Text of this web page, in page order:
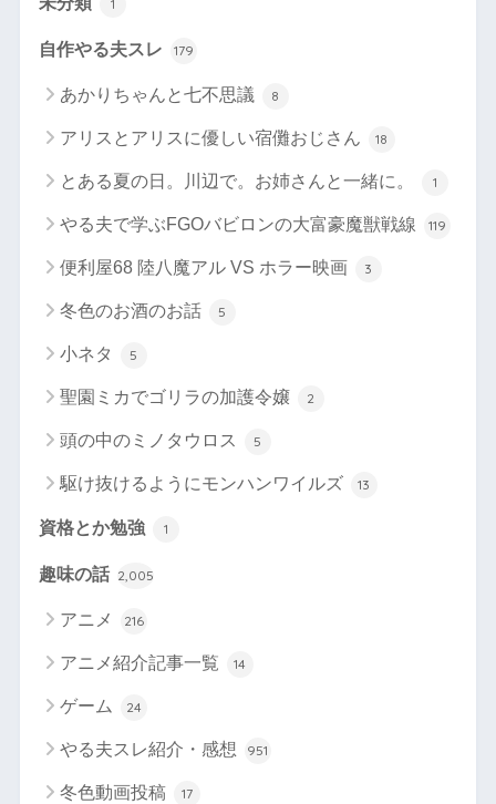
1
自作やる夫スレ 179
あかりちゃんと七不思議 8
アリスとアリスに優しい宿儺おじさん 18
とある夏の日。川辺で。お姉さんと一緒に。 1
やる夫で学ぶFGOバビロンの大富豪魔獣戦線 119
便利屋68 陸八魔アル VS ホラー映画 3
冬色のお酒のお話 5
小ネタ 5
聖園ミカでゴリラの加護令嬢 2
頭の中のミノタウロス 5
駆け抜けるようにモンハンワイルズ 13
資格とか勉強 1
趣味の話 2,005
アニメ 216
アニメ紹介記事一覧 14
ゲーム 24
やる夫スレ紹介・感想 951
冬色動画投稿 17